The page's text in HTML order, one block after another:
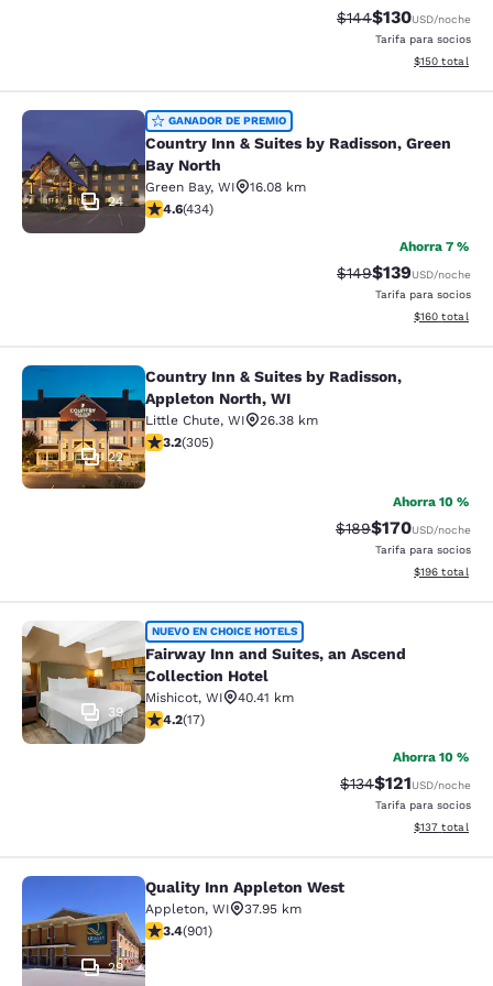
Precio tachado:
$144Precio con
$130USD/noche
Tarifa para socios
Ver detalles
$150 total
Country Inn & Suites by Radisson,
24
GANADOR DE PREMIO
Country Inn & Suites by Radisson, Green
Bay North
Green Bay, WI
16.08 km
calificación de 4.63 estrellas. Excepcional. 434
4.6(434)
Ahorra 7 %
Precio tachado:
$149Precio con
$139USD/noche
Tarifa para socios
Ver detalles
$160 total
Country Inn & Suites by Radisson,
22
Country Inn & Suites by Radisson,
Appleton North, WI
Little Chute, WI
26.38 km
calificación de 3.24 estrellas. Bueno. 305 reseñas
3.2(305)
Ahorra 10 %
Precio tachado:
$189Precio con
$170USD/noche
Tarifa para socios
Ver detalles
$196 total
Fairway Inn and Suites, an Ascend
39
NUEVO EN CHOICE HOTELS
Fairway Inn and Suites, an Ascend
Collection Hotel
Mishicot, WI
40.41 km
calificación de 4.24 estrellas. Excelente. 17 reseñas
4.2(17)
Ahorra 10 %
Precio tachado:
$134Precio con
$121USD/noche
Tarifa para socios
Ver detalles
$137 total
Quality Inn Appleton West
29
Quality Inn Appleton West
Appleton, WI
37.95 km
calificación de 3.41 estrellas. Bueno. 901 reseñas
3.4(901)